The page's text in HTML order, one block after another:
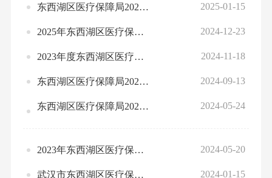
东西湖区医疗保障局2025年部门预算公开 2025-01-15
2025年东西湖区医疗保险基金收支总表（预算） 2024-12-23
2023年度东西湖区医疗保障局部门决算公开 2024-11-18
东西湖区医疗保障局2024年1-7月预算绩效运行监控情况公开 2024-09-13
东西湖区医疗保障局2023年度部门整体、项目绩效自评情况 2024-05-24
2023年东西湖区医疗保险基金收支决算总表（决算） 2024-05-20
武汉市东西湖区医疗保障局2024年部门预算公开 2024-01-15